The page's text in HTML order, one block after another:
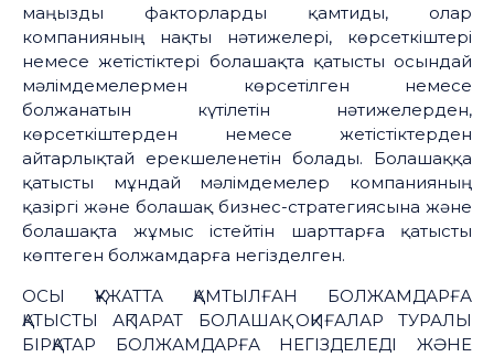
маңызды факторларды қамтиды, олар
компанияның нақты нәтижелері, көрсеткіштері
немесе жетістіктері болашақта қатысты осындай
мәлімдемелермен көрсетілген немесе
болжанатын күтілетін нәтижелерден,
көрсеткіштерден немесе жетістіктерден
айтарлықтай ерекшеленетін болады. Болашаққа
қатысты мұндай мәлімдемелер компанияның
қазіргі және болашақ бизнес-стратегиясына және
болашақта жұмыс істейтін шарттарға қатысты
көптеген болжамдарға негізделген.
ОСЫ ҚҰЖАТТА ҚАМТЫЛҒАН БОЛЖАМДАРҒА
ҚАТЫСТЫ АҚПАРАТ БОЛАШАҚ ОҚИҒАЛАР ТУРАЛЫ
БІРҚАТАР БОЛЖАМДАРҒА НЕГІЗДЕЛЕДІ ЖӘНЕ